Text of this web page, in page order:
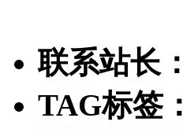
联系站长：
TAG标签：